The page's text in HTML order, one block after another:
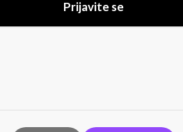
Prijavite se